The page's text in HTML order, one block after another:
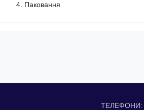
Паковання
ТЕЛЕФОНИ: